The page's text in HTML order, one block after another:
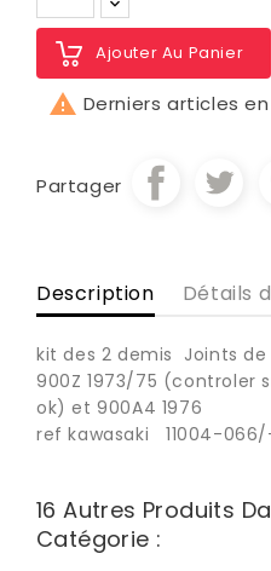
Ajouter Au Panier
 Derniers articles
Partager
Description Détails
kit des 2 demis Joints
900Z 1973/75 (controler
ok) et 900A4 1976
ref kawasaki 11004-
16 Autres Produits
Catégorie :